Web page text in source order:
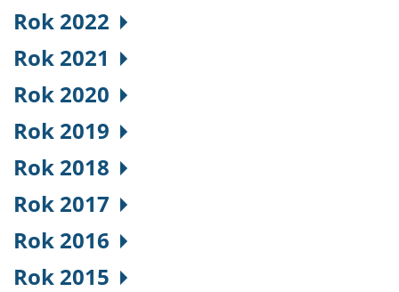
Rok 2022
Rok 2021
Rok 2020
Rok 2019
Rok 2018
Rok 2017
Rok 2016
Rok 2015